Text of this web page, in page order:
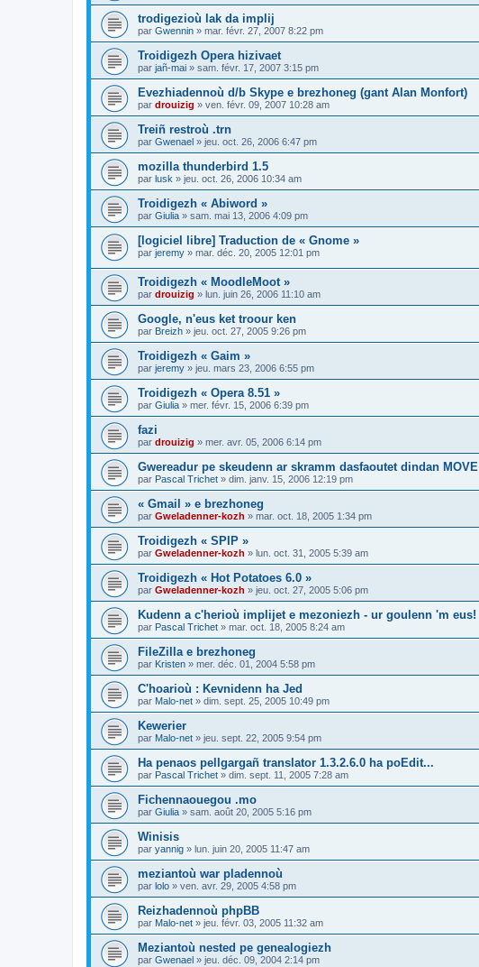
trodigezioù lak da implij
par Gwennin » mar. févr. 27, 2007 8:22 pm
Troidigezh Opera hizivaet
par jañ-mai » sam. févr. 17, 2007 3:15 pm
Evezhiadennoù d/b Skype e brezhoneg (gant Alan Monfort)
par drouizig » ven. févr. 09, 2007 10:28 am
Treiñ restroù .trn
par Gwenael » jeu. oct. 26, 2006 6:47 pm
mozilla thunderbird 1.5
par lusk » jeu. oct. 26, 2006 10:34 am
Troidigezh « Abiword »
par Giulia » sam. mai 13, 2006 4:09 pm
[logiciel libre] Traduction de « Gnome »
par jeremy » mar. déc. 20, 2005 12:01 pm
Troidigezh « MoodleMoot »
par drouizig » lun. juin 26, 2006 11:10 am
Google, n'eus ket troour ken
par Breizh » jeu. oct. 27, 2005 9:26 pm
Troidigezh « Gaim »
par jeremy » jeu. mars 23, 2006 6:55 pm
Troidigezh « Opera 8.51 »
par Giulia » mer. févr. 15, 2006 6:39 pm
fazi
par drouizig » mer. avr. 05, 2006 6:14 pm
Gwereadur pe skeudenn ar skramm dasfaoutet dindan MOVE
par Pascal Trichet » dim. janv. 15, 2006 12:19 pm
« Gmail » e brezhoneg
par Gweladenner-kozh » mar. oct. 18, 2005 1:34 pm
Troidigezh « SPIP »
par Gweladenner-kozh » lun. oct. 31, 2005 5:39 am
Troidigezh « Hot Potatoes 6.0 »
par Gweladenner-kozh » jeu. oct. 27, 2005 5:06 pm
Kudenn a c'herioù implijet e mezoniezh - ur goulenn 'm eus!
par Pascal Trichet » mar. oct. 18, 2005 8:24 am
FileZilla e brezhoneg
par Kristen » mer. déc. 01, 2004 5:58 pm
C'hoarioù : Kevnidenn ha Jed
par Malo-net » dim. sept. 25, 2005 10:49 pm
Kewerier
par Malo-net » jeu. sept. 22, 2005 9:54 pm
Ha penaos pellgargañ translator 1.3.2.6.0 ha poEdit...
par Pascal Trichet » dim. sept. 11, 2005 7:28 am
Fichennaouegou .mo
par Giulia » sam. août 20, 2005 5:16 pm
Winisis
par yannig » lun. juin 20, 2005 11:47 am
meziantoù war pladennoù
par lolo » ven. avr. 29, 2005 4:58 pm
Reizhadennoù phpBB
par Malo-net » jeu. févr. 03, 2005 11:32 am
Meziantoù nested pe genealogiezh
par Gwenael » jeu. déc. 09, 2004 2:14 pm